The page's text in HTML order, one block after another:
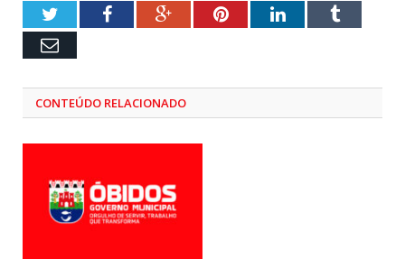
TwitterFacebookGoogle+PinterestLinkedInTumblr
Email
CONTEÚDO RELACIONADO